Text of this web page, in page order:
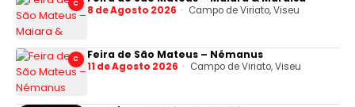
C
8 de Agosto 2026 Campo de Viriato, Viseu
C Feira de São Mateus – Némanus
11 de Agosto 2026 Campo de Viriato, Viseu